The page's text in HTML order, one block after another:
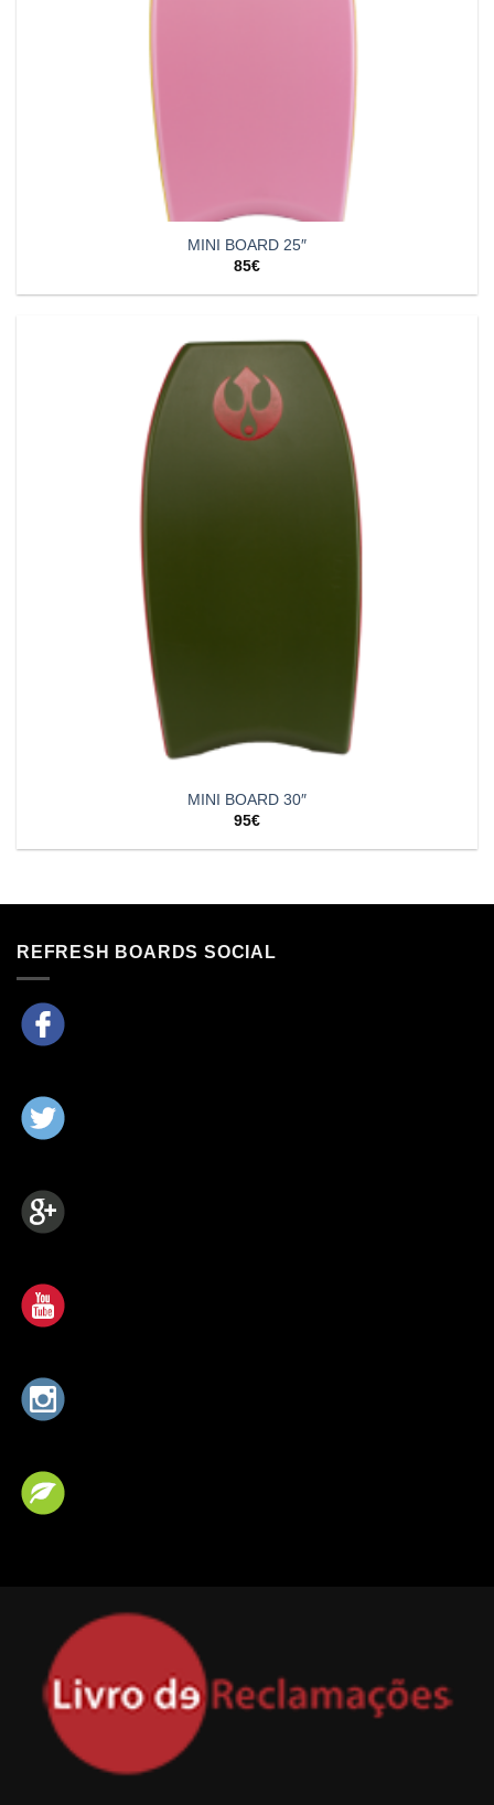
MINI BOARD 25″
85€
MINI BOARD 30″
95€
REFRESH BOARDS SOCIAL